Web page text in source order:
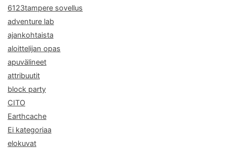
6123tampere sovellus
adventure lab
ajankohtaista
aloittelijan opas
apuvälineet
attribuutit
block party
CITO
Earthcache
Ei kategoriaa
elokuvat